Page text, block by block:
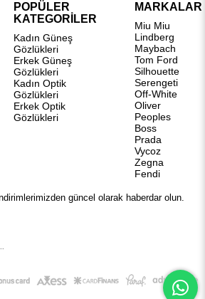
POPÜLER
KATEGORİLER
Kadın Güneş
Gözlükleri
Erkek Güneş
Gözlükleri
Kadın Optik
Gözlükleri
Erkek Optik
Gözlükleri
MARKALAR
Miu Miu
Lindberg
Maybach
Tom Ford
Silhouette
Serengeti
Off-White
Oliver
Peoples
Boss
Prada
Vycoz
Zegna
Fendi
güncel olarak haberdar olun.
GÖNDER